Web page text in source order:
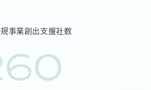
事業創出支援社数